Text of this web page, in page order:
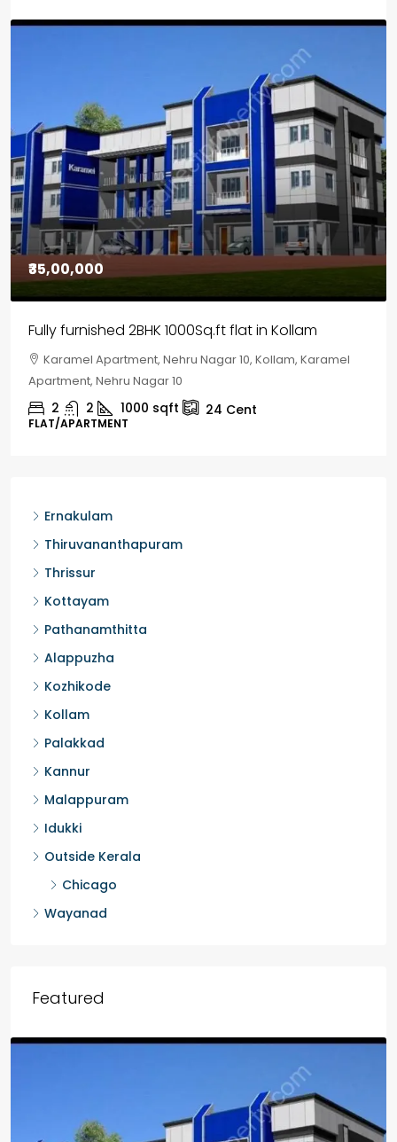
₹30,00,000
House for sale in Chelapram, Kozhikode
Chelapram, Chelannur, Kozhikode, Kozhikode,
Chelapram, Chelannur, Kozhikode
2 1 1498 sqft 10Cent
HOUSE, HOUSE PLOT, SINGLE FAMILY HOME
Ernakulam
Thiruvananthapuram
Thrissur
Kottayam
Pathanamthitta
Alappuzha
Kozhikode
Kollam
Palakkad
Kannur
Malappuram
Idukki
Outside Kerala
Chicago
Wayanad
Featured